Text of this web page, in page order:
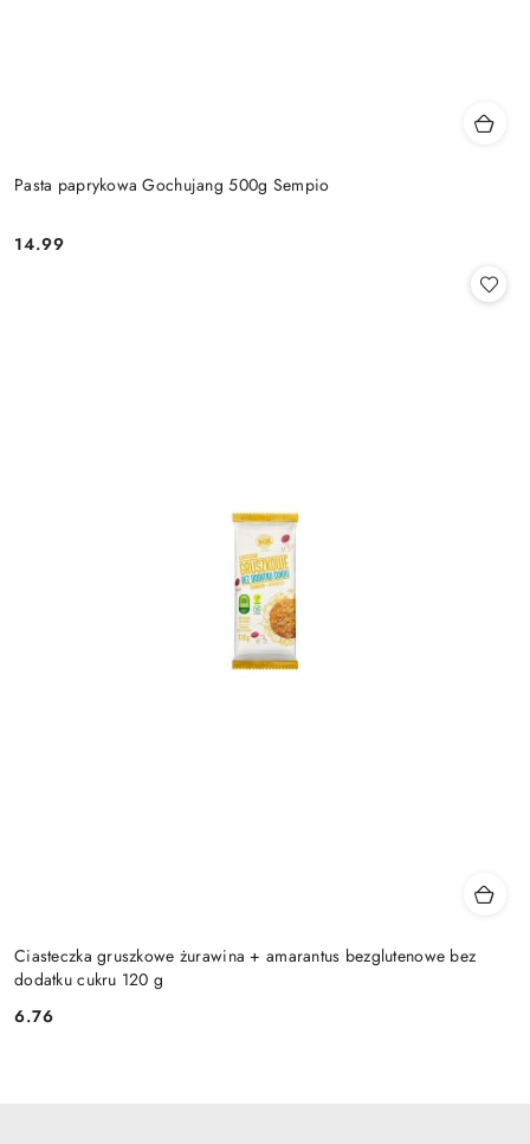
Pasta paprykowa Gochujang 500g Sempio
Cena:
14.99
Ciasteczka gruszkowe żurawina + amarantus bezglutenowe bez
dodatku cukru 120 g
Cena:
6.76